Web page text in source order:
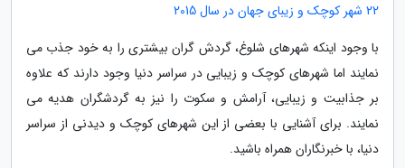
22 شهر کوچک و زیبای جهان در سال 2015
با وجود اینکه شهرهای شلوغ، گردش گران بیشتری را به خود جذب می
نمایند اما شهرهای کوچک و زیبایی در سراسر دنیا وجود دارند که علاوه
بر جذابیت و زیبایی، آرامش و سکوت را نیز به گردشگران هدیه می
نمایند. برای آشنایی با بعضی از این شهرهای کوچک و دیدنی از سراسر
دنیا، با خبرنگاران همراه باشید.